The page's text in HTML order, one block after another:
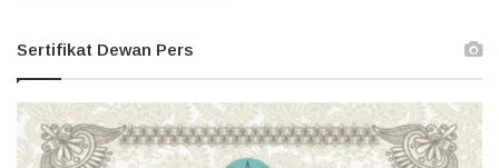
Sertifikat Dewan Pers